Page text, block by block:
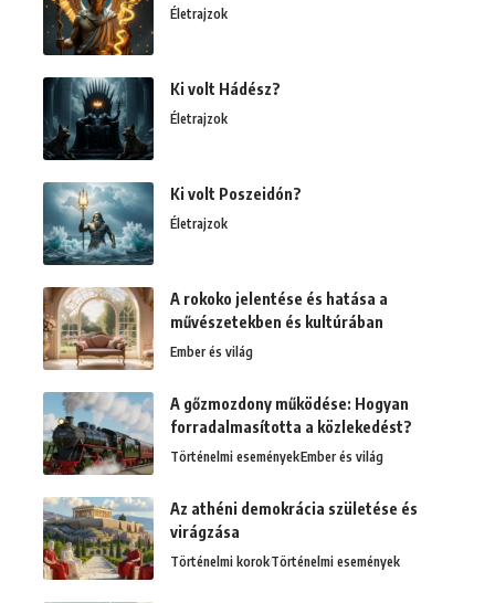
Életrajzok
Ki volt Hádész?
Életrajzok
Ki volt Poszeidón?
Életrajzok
A rokoko jelentése és hatása a
művészetekben és kultúrában
Ember és világ
A gőzmozdony működése: Hogyan
forradalmasította a közlekedést?
Történelmi eseményekEmber és világ
Az athéni demokrácia születése és
virágzása
Történelmi korokTörténelmi események